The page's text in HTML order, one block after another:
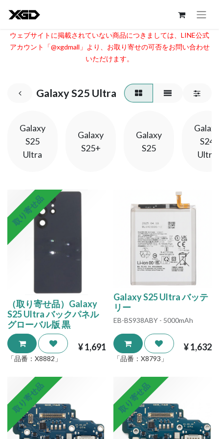
ウェブサイトに掲載されていない商品につきましては、LINE公式
アカウント「@xgdmall」より、お取り寄せの可否をお問い合わせ
いただけます。​
Galaxy S25 Ultra
Galaxy
S25
Ultra
Galaxy
S25+
Galaxy
S25
S24
Ultra
取り寄せ品
（取り寄せ品）Galaxy
S25 Ultra バックパネル
グローバル版 黒
¥1,691
「品番： X8882 」
Galaxy S25 Ultra バッテ
リー
EB-BS938ABY - 5000mAh
¥1,632
「品番： X8793 」
取り寄せ品 取り寄せ品